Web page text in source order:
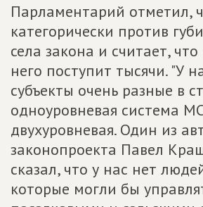
Парламентарий отметил,
категорически против
села закона и считает,
него поступит тысячи. "У
субъекты очень разные в
одноуровневая система
двухуровневая. Один из
законопроекта Павел
сказал, что у нас нет
которые могли бы